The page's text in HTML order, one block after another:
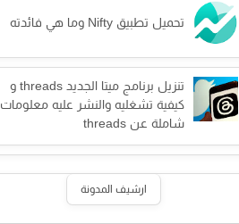
تحميل تطبيق Nifty وما هي فائدته
تنزيل برنامج ميتا الجديد threads و
كيفية تشغليه والنشر عليه معلومات
شاملة عن threads
ارشيف المدونة